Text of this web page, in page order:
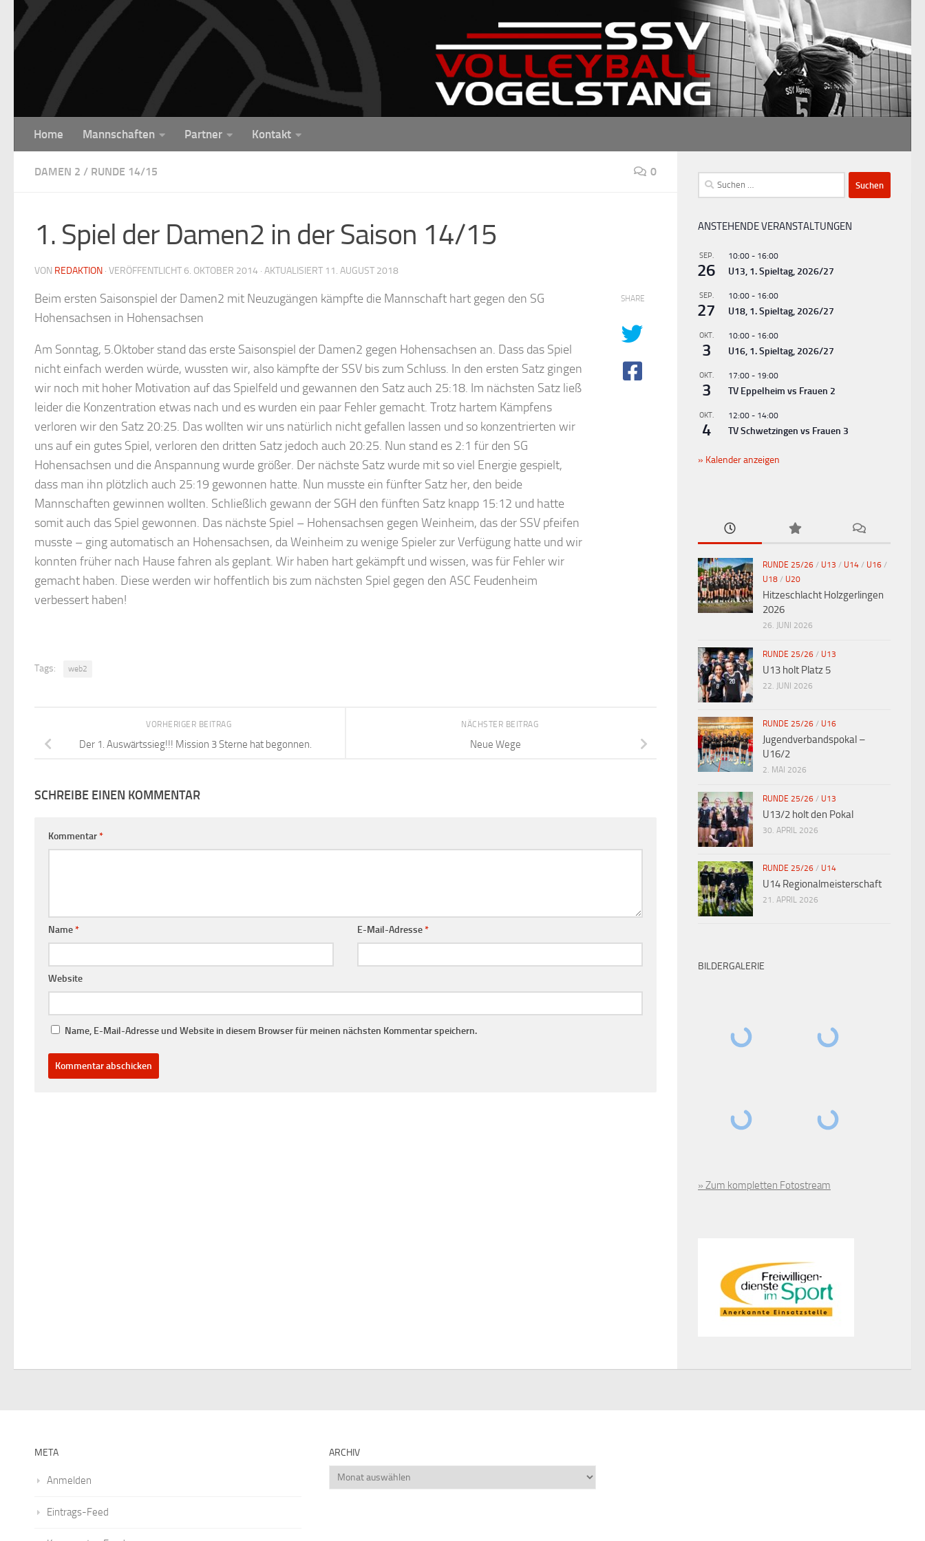
Unter dem Inhalt
Home Mannschaften Partner Kontakt
DAMEN 2 / RUNDE 14/15 0
1. Spiel der Damen2 in der Saison 14/15
VON REDAKTION · VERÖFFENTLICHT6. OKTOBER 2014 · AKTUALISIERT 11. AUGUST 2018
Beim ersten Saisonspiel der Damen2 mit Neuzugängen kämpfte die Mannschaft hart gegen den SG
Hohensachsen in Hohensachsen
Am Sonntag, 5.Oktober stand das erste Saisonspiel der Damen2 gegen Hohensachsen an. Dass das Spiel
nicht einfach werden würde, wussten wir, also kämpfte der SSV bis zum Schluss. In den ersten Satz gingen
wir noch mit hoher Motivation auf das Spielfeld und gewannen den Satz auch 25:18. Im nächsten Satz ließ
leider die Konzentration etwas nach und es wurden ein paar Fehler gemacht. Trotz hartem Kämpfens
verloren wir den Satz 20:25. Das wollten wir uns natürlich nicht gefallen lassen und so konzentrierten wir
uns auf ein gutes Spiel, verloren den dritten Satz jedoch auch 20:25. Nun stand es 2:1 für den SG
Hohensachsen und die Anspannung wurde größer. Der nächste Satz wurde mit so viel Energie gespielt,
dass man ihn plötzlich auch 25:19 gewonnen hatte. Nun musste ein fünfter Satz her, den beide
Mannschaften gewinnen wollten. Schließlich gewann der SGH den fünften Satz knapp 15:12 und hatte
somit auch das Spiel gewonnen. Das nächste Spiel – Hohensachsen gegen Weinheim, das der SSV pfeifen
musste – ging automatisch an Hohensachsen, da Weinheim zu wenige Spieler zur Verfügung hatte und wir
konnten früher nach Hause fahren als geplant. Wir haben hart gekämpft und wissen, was für Fehler wir
gemacht haben. Diese werden wir hoffentlich bis zum nächsten Spiel gegen den ASC Feudenheim
verbessert haben!
SHARE
Tags: web2
NÄCHSTER BEITRAG
Neue Wege
VORHERIGER BEITRAG
Der 1. Auswärtssieg!!! Mission 3 Sterne hat begonnen.
SCHREIBE EINEN KOMMENTAR
Kommentar*
Name* E-Mail-Adresse*
Website
Name, E-Mail-Adresse und Website in diesem Browser für meinen nächsten Kommentar speichern.
Suchen
nach:
ANSTEHENDE VERANSTALTUNGEN
SEP.
26
10:00 - 16:00
U13, 1. Spieltag, 2026/27
SEP.
27
10:00 - 16:00
U18, 1. Spieltag, 2026/27
OKT.
3
10:00 - 16:00
U16, 1. Spieltag, 2026/27
OKT.
3
17:00 - 19:00
TV Eppelheim vs Frauen 2
OKT.
4
12:00 - 14:00
TV Schwetzingen vs Frauen 3
Kalender anzeigen
RUNDE 25/26 / U13 / U14 / U16 /
U18 / U20
Hitzeschlacht Holzgerlingen
2026
26. JUNI 2026
RUNDE 25/26 / U13
U13 holt Platz 5
22. JUNI 2026
RUNDE 25/26 / U16
Jugendverbandspokal –
U16/2
2. MAI 2026
RUNDE 25/26 / U13
U13/2 holt den Pokal
30. APRIL 2026
RUNDE 25/26 / U14
U14 Regionalmeisterschaft
21. APRIL 2026
BILDERGALERIE
» Zum kompletten Fotostream
META
Anmelden
Eintrags-Feed
ARCHIV
Archiv